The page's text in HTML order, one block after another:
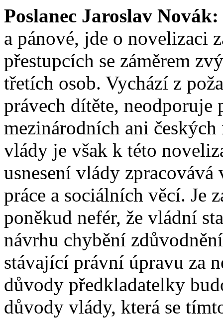
Poslanec Jaroslav Novák:
a pánové, jde o novelizaci
přestupcích se záměrem
třetích osob. Vychází z
právech dítěte, neodporuje
mezinárodních ani
vlády je však k této
usnesení vlády
práce a sociálních věcí. Je
poněkud nefér, že vládní
návrhu chybění
stávající právní úpravu za
důvody předkladatelky
důvody vlády, která se